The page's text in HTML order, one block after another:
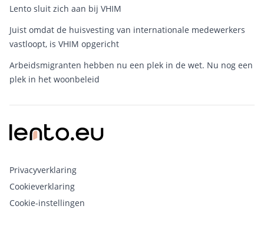
Lento sluit zich aan bij VHIM
Juist omdat de huisvesting van internationale medewerkers
vastloopt, is VHIM opgericht
Arbeidsmigranten hebben nu een plek in de wet. Nu nog een
plek in het woonbeleid
Privacyverklaring
Cookieverklaring
Cookie-instellingen